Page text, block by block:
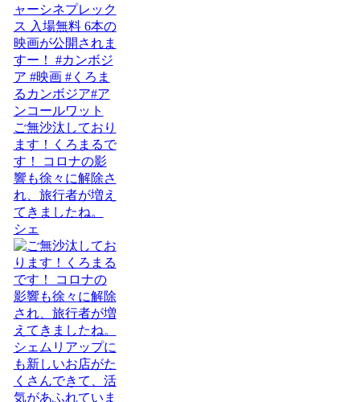
ご無沙汰しており
ます！くろまるで
す！ コロナの影
響も徐々に解除さ
れ、旅行者が増え
てきましたね。
シェ